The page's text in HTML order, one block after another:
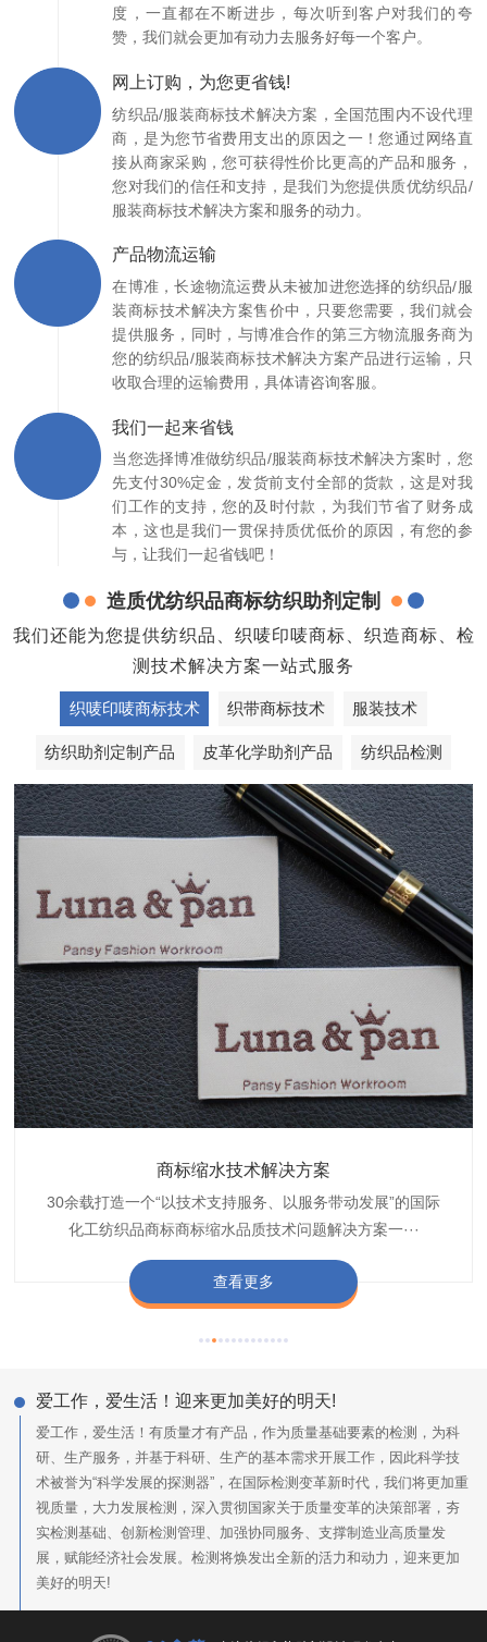
度，一直都在不断进步，每次听到客户对我们的夸
赞，我们就会更加有动力去服务好每一个客户。
网上订购，为您更省钱!
纺织品/服装商标技术解决方案，全国范围内不设代理
商，是为您节省费用支出的原因之一！您通过网络直
接从商家采购，您可获得性价比更高的产品和服务，
您对我们的信任和支持，是我们为您提供质优纺织品/
服装商标技术解决方案和服务的动力。
产品物流运输
在博准，长途物流运费从未被加进您选择的纺织品/服
装商标技术解决方案售价中，只要您需要，我们就会
提供服务，同时，与博准合作的第三方物流服务商为
您的纺织品/服装商标技术解决方案产品进行运输，只
收取合理的运输费用，具体请咨询客服。
我们一起来省钱
当您选择博准做纺织品/服装商标技术解决方案时，您
先支付30%定金，发货前支付全部的货款，这是对我
们工作的支持，您的及时付款，为我们节省了财务成
本，这也是我们一贯保持质优低价的原因，有您的参
与，让我们一起省钱吧！
造质优纺织品商标纺织助剂定制
我们还能为您提供纺织品、织唛印唛商标、织造商标、检
测技术解决方案一站式服务
织唛印唛商标技术 织带商标技术 服装技术
纺织助剂定制产品 皮革化学助剂产品 纺织品检测
商标缩水技术解决方案
30余载打造一个“以技术支持服务、以服务带动发展”的国际
化工纺织品商标商标缩水品质技术问题解决方案一···
查看更多
织带商标防水技术解决方案
博准公司专注于织带商标防水技术解决方案30余载,励志于
纺织品商标企业打造含油量超标品质技术问题解决方···
查看更多
服装颜色不匀技术解决方案
博准是一家专注30余载设计研发织唛印唛商标、织带服装颜
色不匀品质技术问题解决方案一站式服务提供商,技···
查看更多
纺织品阻燃母粒
博准致力于成为纺织品商标阻燃母粒剂,TF-W760,TF-W760
阻燃母粒剂加工定制服务实力提供商,···
查看更多
爱工作，爱生活！迎来更加美好的明天!
爱工作，爱生活！有质量才有产品，作为质量基础要素的检测，为科
研、生产服务，并基于科研、生产的基本需求开展工作，因此科学技
术被誉为“科学发展的探测器”，在国际检测变革新时代，我们将更加重
视质量，大力发展检测，深入贯彻国家关于质量变革的决策部署，夯
实检测基础、创新检测管理、加强协同服务、支撑制造业高质量发
展，赋能经济社会发展。检测将焕发出全新的活力和动力，迎来更加
美好的明天!